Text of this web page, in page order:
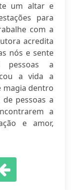
um altar e
para
com a
acredita
nós e sente
pessoas a
a vida a
magia dentro
pessoas a
a
e amor,